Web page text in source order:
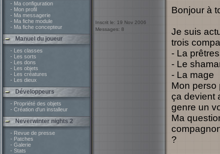
- Ma configuration
- Mon profil
- Ma messagerie
- Ma fiche module
- Ma fiche concepteur
Manuel du joueur
- Les classes
- Les sorts
- Les dons
- Les objets
- Les créatures
- Les dieux
Développeurs
- Propriété des objets
- Création d'un installeur
Neverwinter nights 2
- Revue de presse
- Patches
- Galerie
- Stats
Inscrit le: 19 Nov 2006
Messages: 8
Bonjour à
Je suis
trois
- La
- Le
- La mage
Mon perso
ça devient
genre un
Ma
?